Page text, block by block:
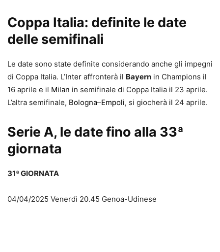
Coppa Italia: definite le date
delle semifinali
Le date sono state definite considerando anche gli impegni
di Coppa Italia. L’Inter affronterà il Bayern in Champions il
16 aprile e il Milan in semifinale di Coppa Italia il 23 aprile.
L’altra semifinale, Bologna–Empoli, si giocherà il 24 aprile.
Serie A, le date fino alla 33ª
giornata
31ª GIORNATA
04/04/2025 Venerdì 20.45 Genoa-Udinese